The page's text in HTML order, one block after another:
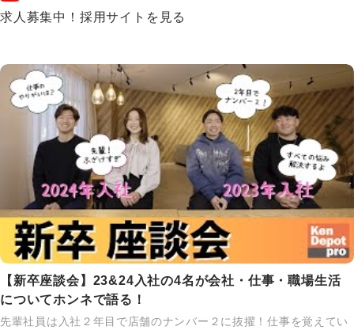
求人募集中！採用サイトを見る
【新卒座談会】23&24入社の4名が会社・仕事・職場生活
についてホンネで語る！
先輩社員は入社２年目で店舗のナンバー２に抜擢！仕事を覚えてい